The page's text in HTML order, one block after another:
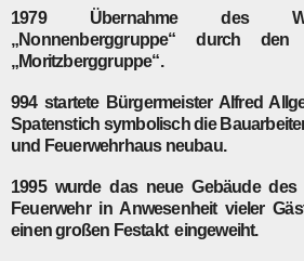
1979Übernahme des
„Nonnenberggruppe“ durch den
„Moritzberggruppe“.
994startete Bürgermeister Alfred
Spatenstich symbolisch die
und Feuerwehrhaus­ neubau.
1995wurde das neue Gebäude des
Feuerwehr in Anwesenheit vieler
einen großen Festakt eingeweiht.